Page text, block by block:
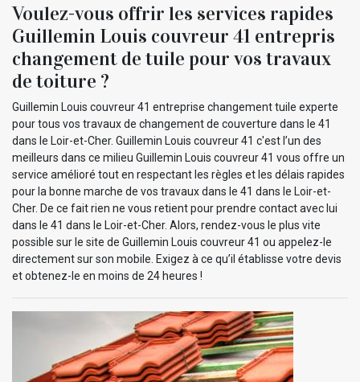
Voulez-vous offrir les services rapides
Guillemin Louis couvreur 41 entrepris
changement de tuile pour vos travaux
de toiture ?
Guillemin Louis couvreur 41 entreprise changement tuile experte
pour tous vos travaux de changement de couverture dans le 41
dans le Loir-et-Cher. Guillemin Louis couvreur 41 c'est l’un des
meilleurs dans ce milieu Guillemin Louis couvreur 41 vous offre un
service amélioré tout en respectant les règles et les délais rapides
pour la bonne marche de vos travaux dans le 41 dans le Loir-et-
Cher. De ce fait rien ne vous retient pour prendre contact avec lui
dans le 41 dans le Loir-et-Cher. Alors, rendez-vous le plus vite
possible sur le site de Guillemin Louis couvreur 41 ou appelez-le
directement sur son mobile. Exigez à ce qu’il établisse votre devis
et obtenez-le en moins de 24 heures !